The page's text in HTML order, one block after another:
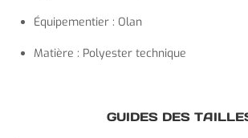
Équipementier : Olan
Matière : Polyester technique
GUIDES DES